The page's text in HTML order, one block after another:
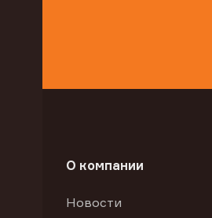
О компании
Новости